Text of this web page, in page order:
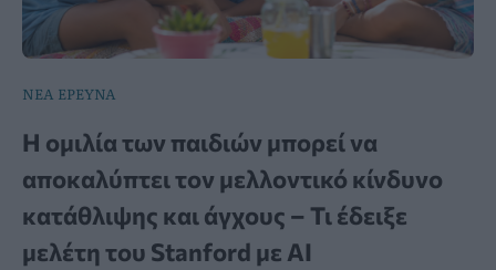
ΝΕΑ ΕΡΕΥΝΑ
Η ομιλία των παιδιών μπορεί να
αποκαλύπτει τον μελλοντικό κίνδυνο
κατάθλιψης και άγχους – Τι έδειξε
μελέτη του Stanford με AI